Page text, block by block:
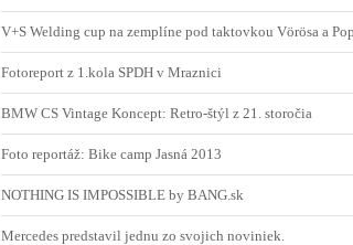
V+S Welding cup na zemplíne pod taktovkou Vörösa a
Fotoreport z 1.kola SPDH v Mraznici
BMW CS Vintage Koncept: Retro-štýl z 21. storočia
Foto reportáž: Bike camp Jasná 2013
NOTHING IS IMPOSSIBLE by BANG.sk
Mercedes predstavil jednu zo svojich noviniek.